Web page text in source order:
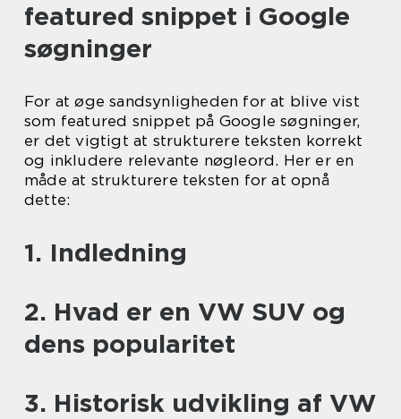
featured snippet i Google
søgninger
For at øge sandsynligheden for at blive vist
som featured snippet på Google søgninger,
er det vigtigt at strukturere teksten korrekt
og inkludere relevante nøgleord. Her er en
måde at strukturere teksten for at opnå
dette:
1. Indledning
2. Hvad er en VW SUV og
dens popularitet
3. Historisk udvikling af VW